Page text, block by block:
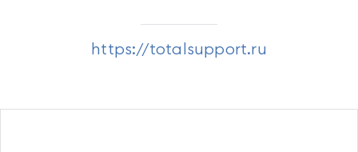
https://totalsupport.ru